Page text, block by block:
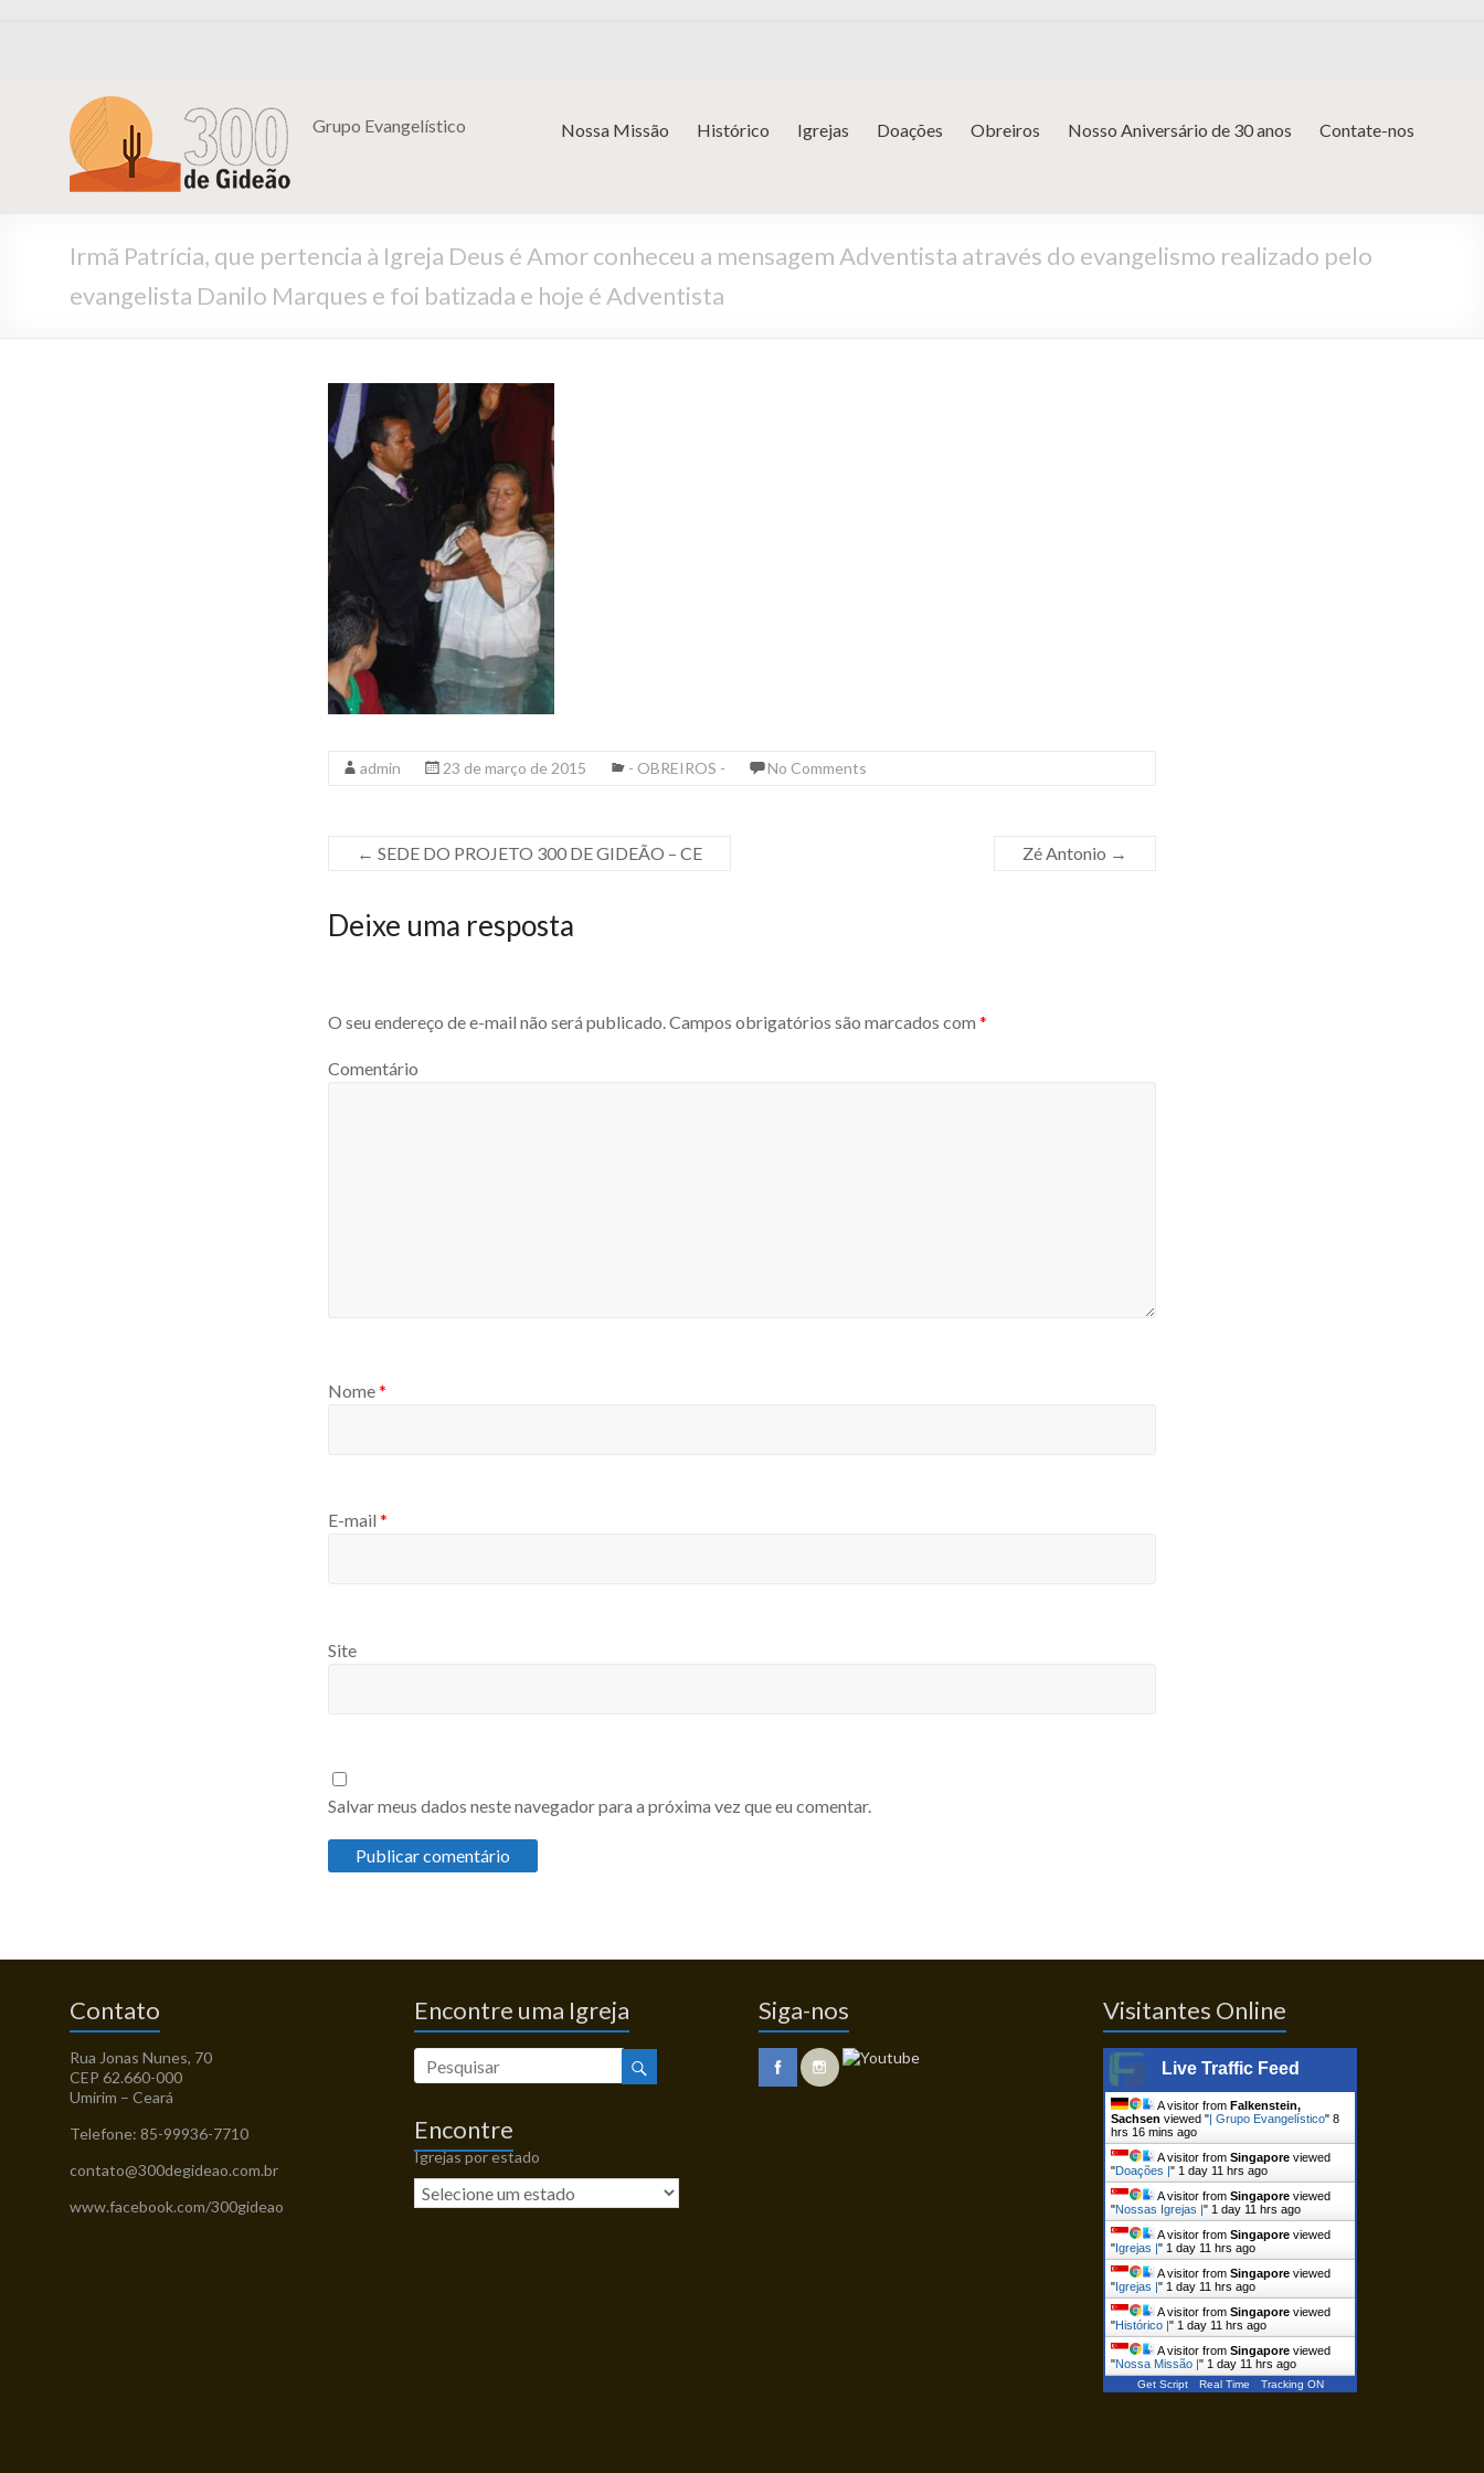
Grupo Evangelístico Nossa Missão Histórico Igrejas Doações Obreiros Nosso Aniversário de 30 anos Contate-nos
Irmã Patrícia, que pertencia à Igreja Deus é Amor conheceu a mensagem Adventista através do evangelismo realizado pelo
evangelista Danilo Marques e foi batizada e hoje é Adventista
admin 23 de março de 2015 - OBREIROS - No Comments
← SEDE DO PROJETO 300 DE GIDEÃO – CE Zé Antonio →
Deixe uma resposta
O seu endereço de e-mail não será publicado.Campos obrigatórios são marcados com *
Comentário
Nome*
E-mail *
Site
Salvar meus dados neste navegador para a próxima vez que eu comentar.
Contato
Rua Jonas Nunes, 70
CEP 62.660-000
Umirim – Ceará
Telefone: 85-99936-7710
contato@300degideao.com.br
www.facebook.com/300gideao
Encontre uma Igreja
Encontre
Igrejas por estado
Siga-nos Visitantes Online
Live Traffic Feed
A visitor from Falkenstein,
Sachsen viewed " | Grupo Evangelístico" 8
hrs 16 mins ago
A visitor from Singapore viewed
"Doações | " 1 day 11 hrs ago
A visitor from Singapore viewed
"Nossas Igrejas | " 1 day 11 hrs ago
A visitor from Singapore viewed
" Igrejas | " 1 day 11 hrs ago
A visitor from Singapore viewed
" Igrejas | " 1 day 11 hrs ago
A visitor from Singapore viewed
"Histórico | " 1 day 11 hrs ago
A visitor from Singapore viewed
"Nossa Missão | " 1 day 11 hrs ago
Get Script Real Time Tracking ON